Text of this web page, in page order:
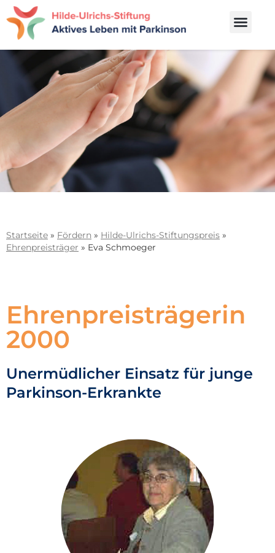
Startseite » Fördern » Hilde-Ulrichs-Stiftungspreis »
Ehrenpreisträger » Eva Schmoeger
Ehrenpreisträgerin
2000
Unermüdlicher Einsatz für junge
Parkinson-Erkrankte